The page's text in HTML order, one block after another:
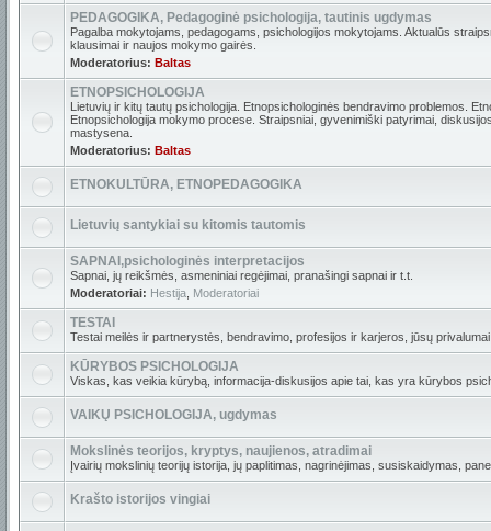
PEDAGOGIKA, Pedagoginė psichologija, tautinis ugdymas
Pagalba mokytojams, pedagogams, psichologijos mokytojams. Aktualūs
klausimai ir naujos mokymo gairės.
Moderatorius: Baltas
ETNOPSICHOLOGIJA
Lietuvių ir kitų tautų psichologija. Etnopsichologinės bendravimo problemos.
Etnopsichologija mokymo procese. Straipsniai, gyvenimiški patyrimai,
mastysena.
Moderatorius: Baltas
ETNOKULTŪRA, ETNOPEDAGOGIKA
Lietuvių santykiai su kitomis tautomis
SAPNAI,psichologinės interpretacijos
Sapnai, jų reikšmės, asmeniniai regėjimai, pranašingi sapnai ir t.t.
Moderatoriai: Hestija Moderatoriai
TESTAI
Testai meilės ir partnerystės, bendravimo, profesijos ir karjeros, jūsų
KŪRYBOS PSICHOLOGIJA
Viskas, kas veikia kūrybą, informacija-diskusijos apie tai, kas yra kūrybos
VAIKŲ PSICHOLOGIJA, ugdymas
Mokslinės teorijos, kryptys, naujienos, atradimai
Įvairių mokslinių teorijų istorija, jų paplitimas, nagrinėjimas, susiskaidymas,
Krašto istorijos vingiai